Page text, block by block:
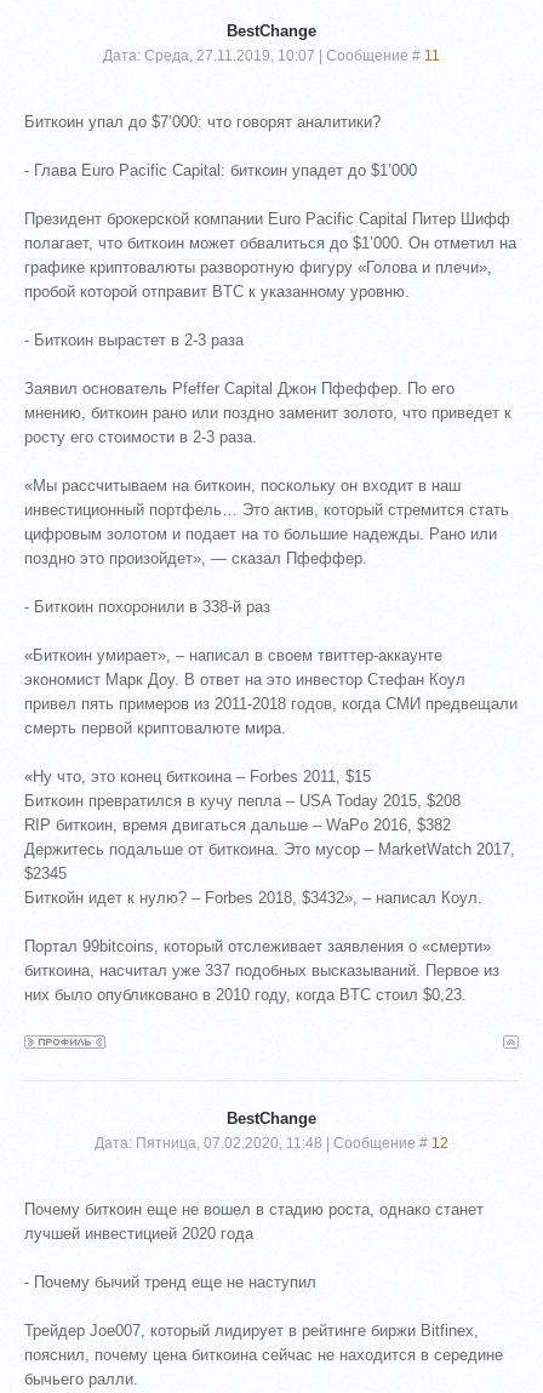
BestChange
Дата: Среда, 27.11.2019, 10:07 | Сообщение # 11
Биткоин упал до $7’000: что говорят аналитики?
- Глава Euro Pacific Capital: биткоин упадет до $1’000
Президент брокерской компании Euro Pacific Capital Питер Шифф
полагает, что биткоин может обвалиться до $1’000. Он отметил на
графике криптовалюты разворотную фигуру «Голова и плечи»,
пробой которой отправит BTC к указанному уровню.
- Биткоин вырастет в 2-3 раза
Заявил основатель Pfeffer Capital Джон Пфеффер. По его
мнению, биткоин рано или поздно заменит золото, что приведет к
росту его стоимости в 2-3 раза.
«Мы рассчитываем на биткоин, поскольку он входит в наш
инвестиционный портфель… Это актив, который стремится стать
цифровым золотом и подает на то большие надежды. Рано или
поздно это произойдет», — сказал Пфеффер.
- Биткоин похоронили в 338-й раз
«Биткоин умирает», – написал в своем твиттер-аккаунте
экономист Марк Доу. В ответ на это инвестор Стефан Коул
привел пять примеров из 2011-2018 годов, когда СМИ предвещали
смерть первой криптовалюте мира.
«Ну что, это конец биткоина – Forbes 2011, $15
Биткоин превратился в кучу пепла – USA Today 2015, $208
RIP биткоин, время двигаться дальше – WaPo 2016, $382
Держитесь подальше от биткоина. Это мусор – MarketWatch 2017,
$2345
Биткойн идет к нулю? – Forbes 2018, $3432», – написал Коул.
Портал 99bitcoins, который отслеживает заявления о «смерти»
биткоина, насчитал уже 337 подобных высказываний. Первое из
них было опубликовано в 2010 году, когда BTC стоил $0,23.
BestChange
Дата: Пятница, 07.02.2020, 11:48 | Сообщение # 12
Почему биткоин еще не вошел в стадию роста, однако станет
лучшей инвестицией 2020 года
- Почему бычий тренд еще не наступил
Трейдер Joe007, который лидирует в рейтинге биржи Bitfinex,
пояснил, почему цена биткоина сейчас не находится в середине
бычьего ралли.